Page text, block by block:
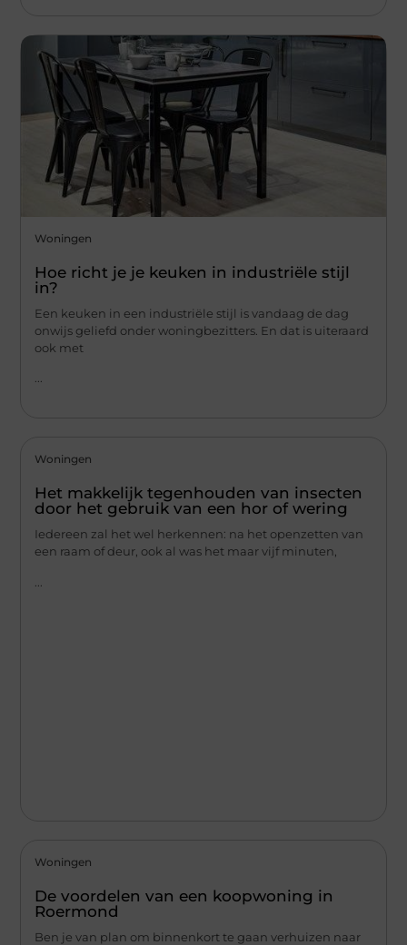
Woningen
Hoe richt je je keuken in industriële stijl
in?
Een keuken in een industriële stijl is vandaag de dag
onwijs geliefd onder woningbezitters. En dat is uiteraard
ook met
...
Woningen
Het makkelijk tegenhouden van insecten
door het gebruik van een hor of wering
Iedereen zal het wel herkennen: na het openzetten van
een raam of deur, ook al was het maar vijf minuten,
Woningen
De voordelen van een koopwoning in
Roermond
Ben je van plan om binnenkort te gaan verhuizen naar